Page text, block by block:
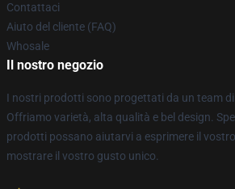
Contattaci
Aiuto del cliente (FAQ)
Whosale
Il nostro negozio
I nostri prodotti sono progettati da un team di
Offriamo varietà, alta qualità e bel design.
prodotti possano aiutarvi a esprimere il
mostrare il vostro gusto unico.